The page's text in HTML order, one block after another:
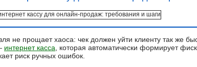
не прощает хаоса: чек должен уйти клиенту так же
интернет касса , которая автоматически формирует
риск ручных ошибок.